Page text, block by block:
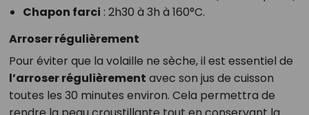
Chapon farci : 2h30 à 3h à 160°C.
Arroser régulièrement
Pour éviter que la volaille ne sèche, il est essentiel de
l’arroser régulièrement avec son jus de cuisson
toutes les 30 minutes environ. Cela permettra de